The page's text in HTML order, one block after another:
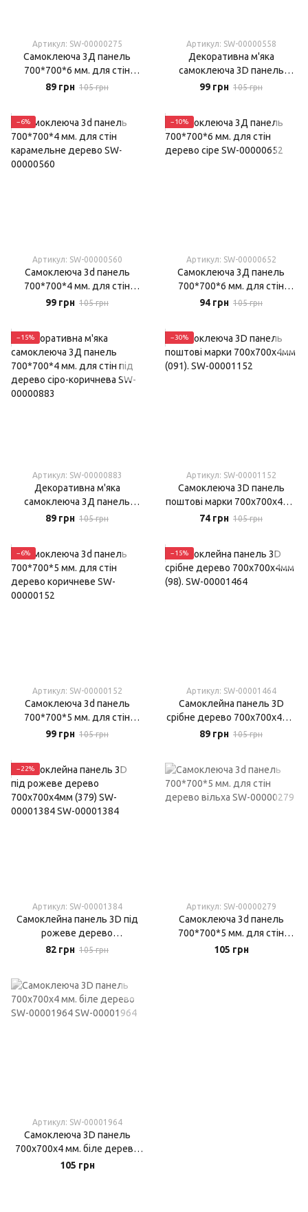
Артикул: SW-00000275
Самоклеюча 3Д панель
700*700*6 мм. для стін
дерево синє
89 грн 105 грн
Артикул: SW-00000558
Декоративна м'яка
самоклеюча 3D панель
700*700*4 мм. для стін
99 грн 105 грн
−6%
Артикул: SW-00000560
Самоклеюча 3d панель
700*700*4 мм. для стін
карамельне дерево
99 грн 105 грн
−10%
Артикул: SW-00000652
Самоклеюча 3Д панель
700*700*6 мм. для стін
дерево сіре
94 грн 105 грн
−15%
Артикул: SW-00000883
Декоративна м'яка
самоклеюча 3Д панель
700*700*4 мм. для стін під
89 грн 105 грн
−30%
Артикул: SW-00001152
Самоклеюча 3D панель
поштові марки 700х700х4мм
(091).
74 грн 105 грн
−6%
Артикул: SW-00000152
Самоклеюча 3d панель
700*700*5 мм. для стін
дерево коричневе
99 грн 105 грн
−15%
Артикул: SW-00001464
Самоклейна панель 3D
срібне дерево 700х700х4мм
(98).
89 грн 105 грн
−22%
Артикул: SW-00001384
Самоклейна панель 3D під
рожеве дерево
700x700x4мм (379) SW-
82 грн 105 грн
Артикул: SW-00000279
Самоклеюча 3d панель
700*700*5 мм. для стін
дерево вільха
105 грн
Артикул: SW-00001964
Самоклеюча 3D панель
700х700х4 мм. біле дерево
SW-00001964
105 грн